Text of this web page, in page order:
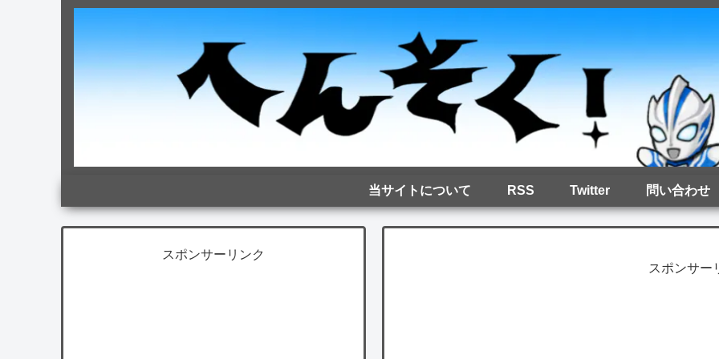
当サイトについて RSS Twitter 問い合わせ
スポンサー
スポンサーリンク